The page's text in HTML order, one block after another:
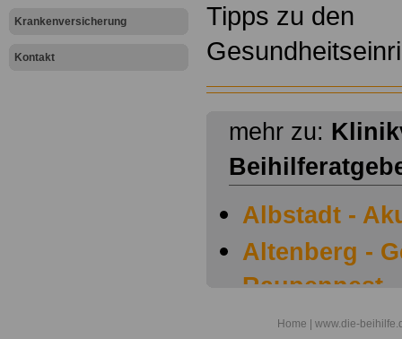
Krankenversicherung
Kontakt
Tipps zu den
mehr zu:
Albstadt -
Altenberg -
Raupennest
Argenbühl -
Home | www.die-